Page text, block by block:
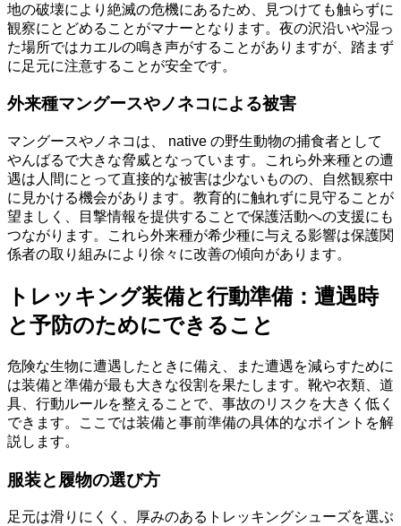
地の破壊により絶滅の危機にあるため、見つけても触らずに
観察にとどめることがマナーとなります。夜の沢沿いや湿っ
た場所ではカエルの鳴き声がすることがありますが、踏まず
に足元に注意することが安全です。
外来種マングースやノネコによる被害
マングースやノネコは、 native の野生動物の捕食者として
やんばるで大きな脅威となっています。これら外来種との遭
遇は人間にとって直接的な被害は少ないものの、自然観察中
に見かける機会があります。教育的に触れずに見守ることが
望ましく、目撃情報を提供することで保護活動への支援にも
つながります。これら外来種が希少種に与える影響は保護関
係者の取り組みにより徐々に改善の傾向があります。
トレッキング装備と行動準備：遭遇時
と予防のためにできること
危険な生物に遭遇したときに備え、また遭遇を減らすために
は装備と準備が最も大きな役割を果たします。靴や衣類、道
具、行動ルールを整えることで、事故のリスクを大きく低く
できます。ここでは装備と事前準備の具体的なポイントを解
説します。
服装と履物の選び方
足元は滑りにくく、厚みのあるトレッキングシューズを選ぶ